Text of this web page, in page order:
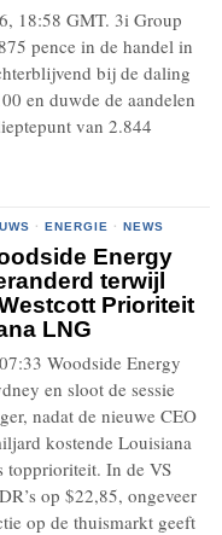
18:58 GMT. 3i Group
pence in de handel in
bij de daling
en duwde de aandelen
van 2.844
· ENERGIE · NEWS
Energy
terwijl
Prioriteit
LNG
Woodside Energy
en sloot de sessie
nadat de nieuwe CEO
kostende Louisiana
topprioriteit. In de VS
op $22,85, ongeveer
op de thuismarkt geeft